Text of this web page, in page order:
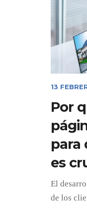
13
Por
para
es
El
de los